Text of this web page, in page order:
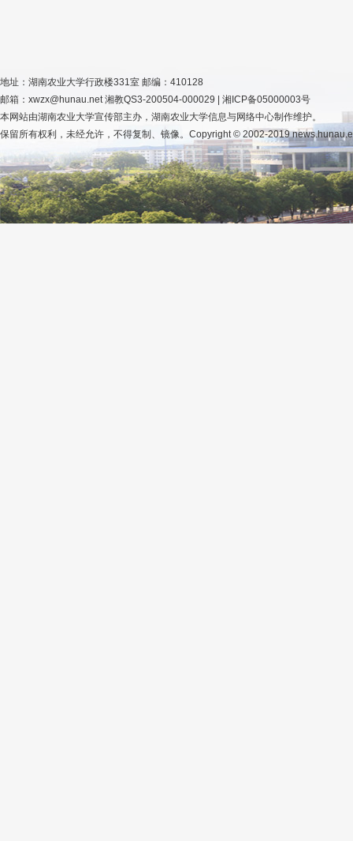
地址：湖南农业大学行政楼331室 邮编：410128
邮箱：xwzx@hunau.net 湘教QS3-200504-000029 | 湘ICP备05000003号
本网站由湖南农业大学宣传部主办，湖南农业大学信息与网络中心制作维护。
保留所有权利，未经允许，不得复制、镜像。Copyright © 2002-2019